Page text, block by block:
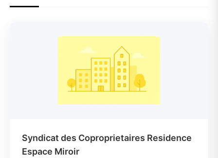
Syndicat des Coproprietaires Residence
Espace Miroir